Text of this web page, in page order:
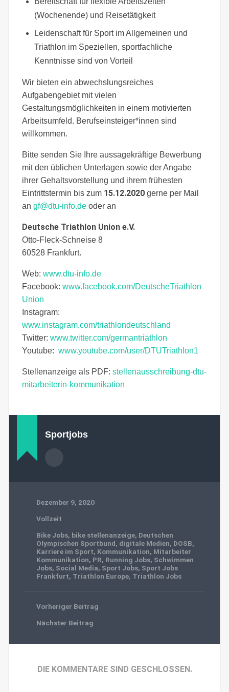
(Wochenende) und Reisetätigkeit
Leidenschaft für Sport im Allgemeinen und
Triathlon im Speziellen, sportfachliche
Kenntnisse sind von Vorteil
Wir bieten ein abwechslungsreiches
Aufgabengebiet mit vielen
Gestaltungsmöglichkeiten in einem motivierten
Arbeitsumfeld. Berufseinsteiger*innen sind
willkommen.
Bitte senden Sie Ihre aussagekräftige Bewerbung
mit den üblichen Unterlagen sowie der Angabe
ihrer Gehaltsvorstellung und ihrem frühesten
Eintrittstermin bis zum 15.12.2020gerne per Mail
an gf@dtu-info.deoder an
Deutsche Triathlon Union e.V.
Otto-Fleck-Schneise 8
60528 Frankfurt.
Web: www.dtu-info.de
Facebook: www.facebook.com/DeutscheTriathlon
Union
Instagram:
www.instagram.com/triathlondeutschland
Twitter: www.twitter.com/germantriathlon
Youtube: www.youtube.com/user/DTUTriathlon1
Stellenanzeige als PDF: stellenausschreibung-dtu-
mitarbeiterin-kommunikation
Sportjobs
Dezember 9, 2020
Vollzeit
Bike Jobs, bike stellenanzeige, Deutschen
Olympischen Sportbund, digitale Medien, DOSB,
Karriere im Sport, Kommunikation, Mitarbeiter
Kommunikation, PR, Running Jobs, Schwimmen
Jobs, Social Media, Sport Jobs, Sport Jobs
Frankfurt, Triathlon Europe, Triathlon Jobs
Vorheriger Beitrag
Nächster Beitrag
DIE KOMMENTARE SIND GESCHLOSSEN.